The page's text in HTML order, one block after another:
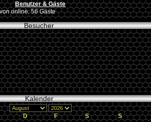
Benutzer & Gäste
online: 56 Gäste
Besucher
Kalender
D F S S